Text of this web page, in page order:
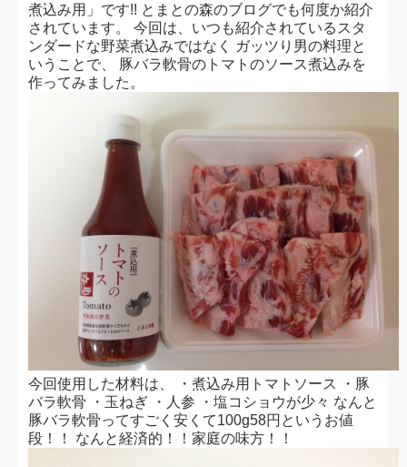
煮込み用」です!! とまとの森のブログでも何度か紹介
されています。 今回は、いつも紹介されているスタ
ンダードな野菜煮込みではなく ガッツり男の料理と
いうことで、 豚バラ軟骨のトマトのソース煮込みを
作ってみました。
今回使用した材料は、 ・煮込み用トマトソース ・豚
バラ軟骨 ・玉ねぎ ・人参 ・塩コショウが少々 なんと
豚バラ軟骨ってすごく安くて100g58円というお値
段！！ なんと経済的！！家庭の味方！！